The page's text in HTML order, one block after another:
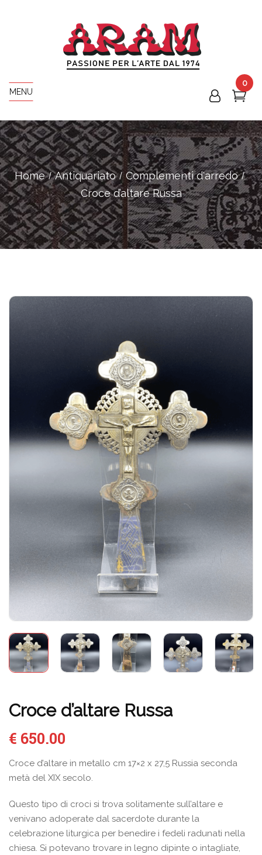
MENU
0
Home Antiquariato
Complementi d'arredo
Croce d’altare Russa
Croce d’altare Russa
€ 650.00
Croce d’altare in metallo cm 17×2 x 27,5 Russia seconda
metà del XIX secolo.
Questo tipo di croci si trova solitamente sull’altare e
venivano adoperate dal sacerdote durante la
celebrazione liturgica per benedire i fedeli radunati nella
chiesa. Si potevano trovare in legno dipinte o intagliate,